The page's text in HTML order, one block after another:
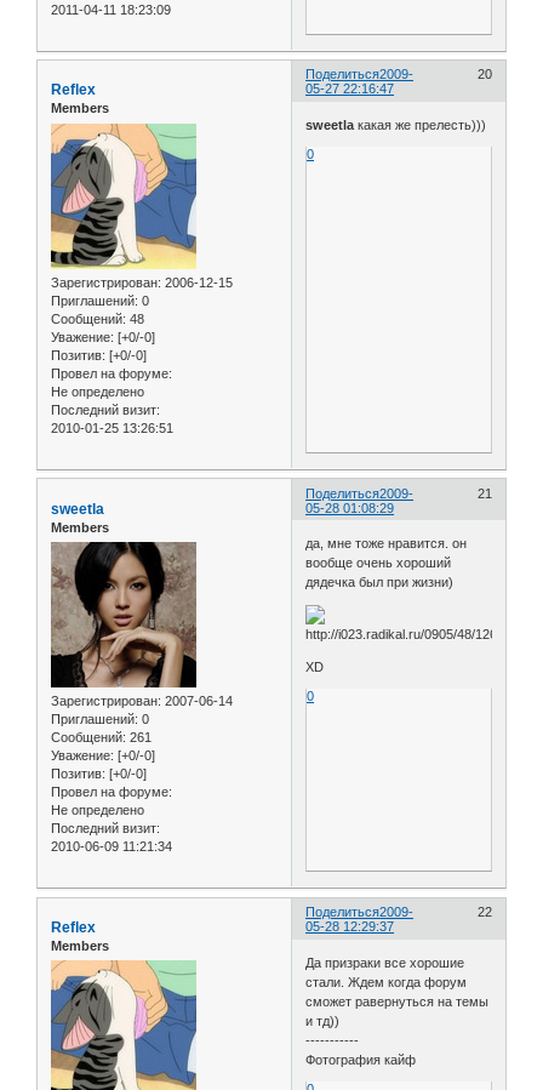
2011-04-11 18:23:09
Поделиться 20
2009-
05-27 22:16:47
Reflex
Members
Зарегистрирован: 2006-12-15
Приглашений: 0
Сообщений: 48
Уважение: [+0/-0]
Позитив: [+0/-0]
Провел на форуме:
Не определено
Последний визит:
2010-01-25 13:26:51
sweetla какая же прелесть)))
0
Поделиться 21
2009-
05-28 01:08:29
sweetla
Members
Зарегистрирован: 2007-06-14
Приглашений: 0
Сообщений: 261
Уважение: [+0/-0]
Позитив: [+0/-0]
Провел на форуме:
Не определено
Последний визит:
2010-06-09 11:21:34
да, мне тоже нравится. он
вообще очень хороший
дядечка был при жизни)
XD
0
Поделиться 22
2009-
05-28 12:29:37
Reflex
Members
Да призраки все хорошие
стали. Ждем когда форум
сможет равернуться на темы
и тд))
-----------
Фотография кайф